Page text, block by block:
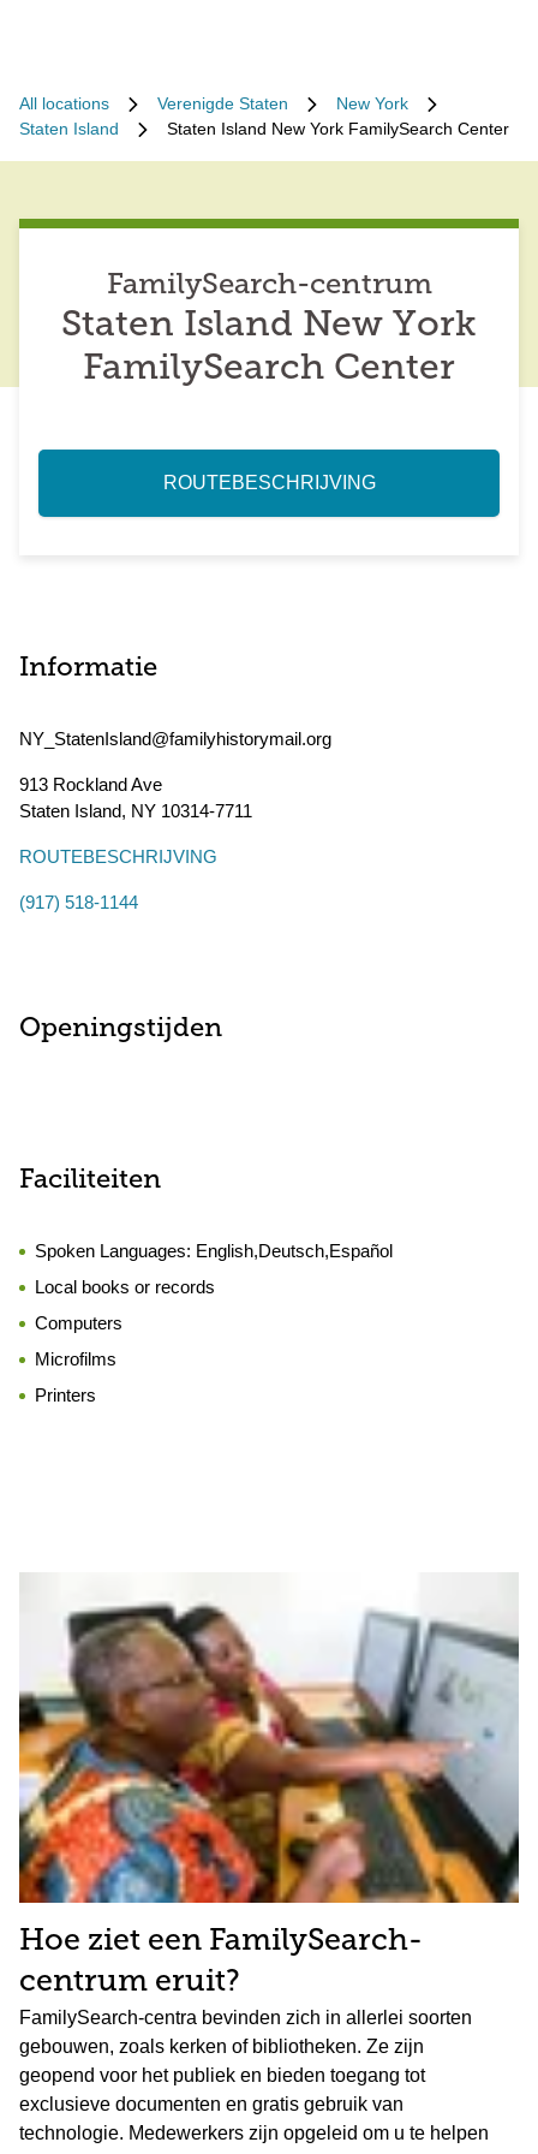
All locations Verenigde Staten
New York
Staten Island
Staten Island New York FamilySearch Center
FamilySearch-centrum
Staten Island New York
FamilySearch Center
ROUTEBESCHRIJVING
Informatie
NY_StatenIsland@familyhistorymail.org
913 Rockland Ave
Staten Island, NY 10314-7711
ROUTEBESCHRIJVING
(917) 518-1144
Openingstijden
Faciliteiten
Spoken Languages: English,Deutsch,Español
Local books or records
Computers
Microfilms
Printers
Hoe ziet een FamilySearch-
centrum eruit?
FamilySearch-centra bevinden zich in allerlei soorten
gebouwen, zoals kerken of bibliotheken. Ze zijn
geopend voor het publiek en bieden toegang tot
exclusieve documenten en gratis gebruik van
technologie. Medewerkers zijn opgeleid om u te helpen